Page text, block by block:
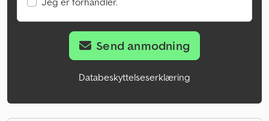
Send anmodning
Databeskyttelseserklæring